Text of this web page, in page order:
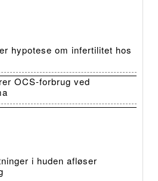
hypotese om infertilitet hos
OCS-forbrug ved
i huden afløser